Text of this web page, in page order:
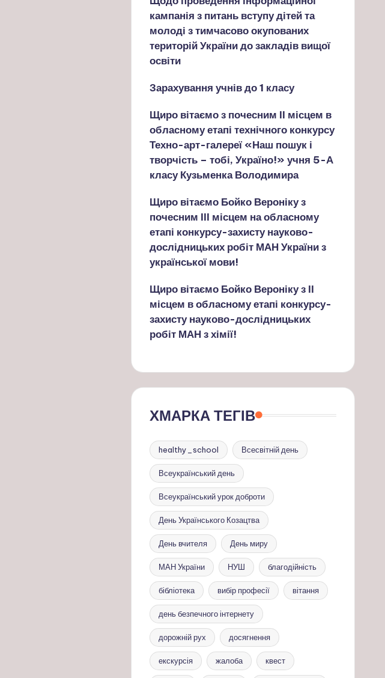
кампанія з питань вступу дітей та
молоді з тимчасово окупованих
територій України до закладів вищої
освіти
Зарахування учнів до 1 класу
Щиро вітаємо з почесним ІІ місцем в
обласному етапі технічного конкурсу
Техно-арт-галереї «Наш пошук і
творчість – тобі, Україно!» учня 5-А
класу Кузьменка Володимира
Щиро вітаємо Бойко Вероніку з
почесним ІІІ місцем на обласному
етапі конкурсу-захисту науково-
дослідницьких робіт МАН України з
української мови!
Щиро вітаємо Бойко Вероніку з ІІ
місцем в обласному етапі конкурсу-
захисту науково-дослідницьких
робіт МАН з хімії!
ХМАРКА ТЕГІВ
healthy_school Всесвітній день
Всеукраїнський день
Всеукраїнський урок доброти
День Українського Козацтва
День вчителя День миру
МАН України НУШ благодійність
бібліотека вибір професії вітання
день безпечного інтернету
дорожній рух досягнення
екскурсія жалоба квест